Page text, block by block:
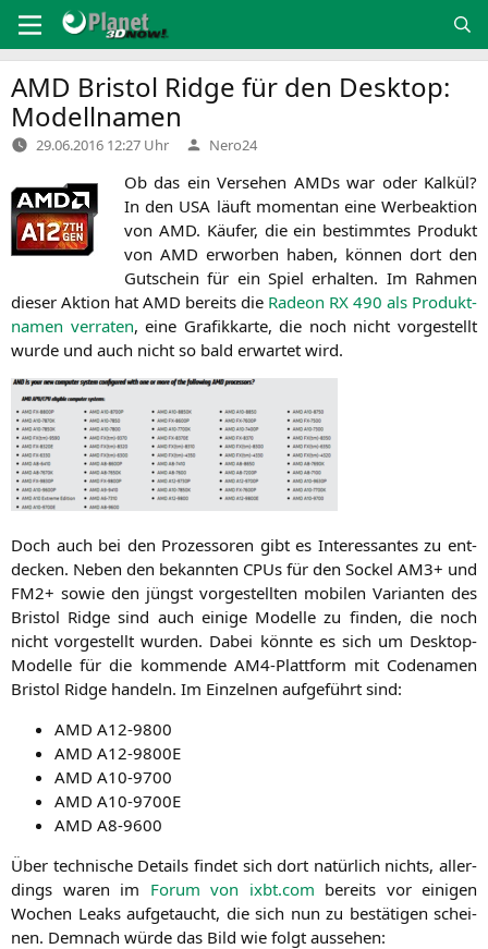
Inhalt
springen
AMD Bristol Ridge für den Desktop:
Modellnamen
29.06.2016 12:27 Uhr Verfasst
von
Nero24
Ob das ein Ver­se­hen AMDs war oder Kal­kül?
In den USA läuft momen­tan eine Wer­be­ak­ti­on
von AMD. Käu­fer, die ein bestimm­tes Pro­dukt
von AMD erwor­ben haben, kön­nen dort den
Gut­schein für ein Spiel erhal­ten. Im Rah­men
die­ser Akti­on hat AMD bereits die Rade­on RX 490 als Pro­dukt­
na­men ver­ra­ten, eine Gra­fik­kar­te, die noch nicht vor­ge­stellt
wur­de und auch nicht so bald erwar­tet wird.
Doch auch bei den Pro­zes­so­ren gibt es Inter­es­san­tes zu ent­
de­cken. Neben den bekann­ten CPUs für den Sockel AM3+ und
FM2+ sowie den jüngst vor­ge­stell­ten mobi­len Vari­an­ten des
Bris­tol Ridge sind auch eini­ge Model­le zu fin­den, die noch
nicht vor­ge­stellt wur­den. Dabei könn­te es sich um Desk­top-
Model­le für die kom­men­de AM4-Platt­form mit Code­na­men
Bris­tol Ridge han­deln. Im Ein­zel­nen auf­ge­führt sind:
AMD A12-9800
AMD A12-9800E
AMD A10-9700
AMD A10-9700E
AMD A8-9600
Über tech­ni­sche Details fin­det sich dort natür­lich nichts, aller­
dings waren im Forum von ixbt.com bereits vor eini­gen
Wochen Leaks auf­ge­taucht, die sich nun zu bestä­ti­gen schei­
nen. Dem­nach wür­de das Bild wie folgt aussehen: